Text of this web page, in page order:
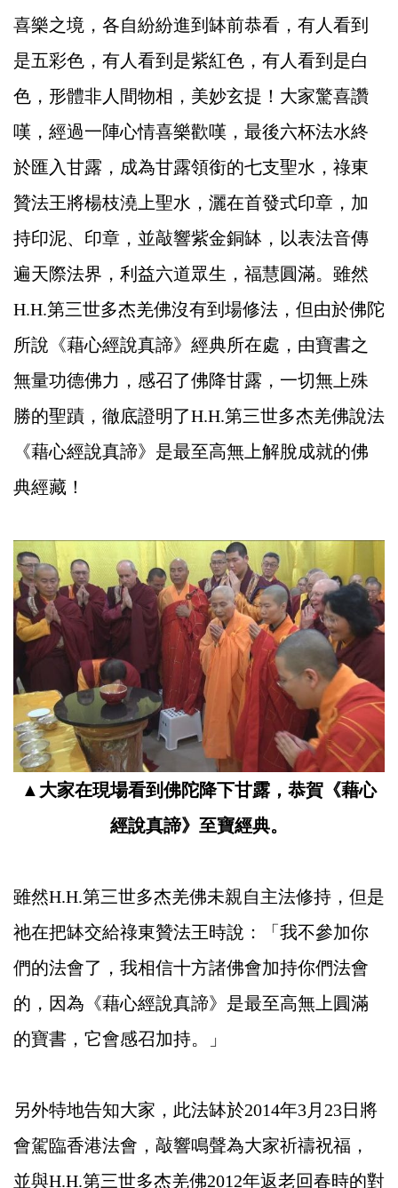
喜樂之境，各自紛紛進到缽前恭看，有人看到
是五彩色，有人看到是紫紅色，有人看到是白
色，形體非人間物相，美妙玄提！大家驚喜讚
嘆，經過一陣心情喜樂歡嘆，最後六杯法水終
於匯入甘露，成為甘露領銜的七支聖水，祿東
贊法王將楊枝澆上聖水，灑在首發式印章，加
持印泥、印章，並敲響紫金銅缽，以表法音傳
遍天際法界，利益六道眾生，福慧圓滿。雖然
H.H.第三世多杰羌佛沒有到場修法，但由於佛陀
所說《藉心經說真諦》經典所在處，由寶書之
無量功德佛力，感召了佛降甘露，一切無上殊
勝的聖蹟，徹底證明了H.H.第三世多杰羌佛說法
《藉心經說真諦》是最至高無上解脫成就的佛
典經藏！
▲ 大家在現場看到佛陀降下甘露，恭賀《藉心
經說真諦》至寶經典。
雖然H.H.第三世多杰羌佛未親自主法修持，但是
祂在把缽交給祿東贊法王時說：「我不參加你
們的法會了，我相信十方諸佛會加持你們法會
的，因為《藉心經說真諦》是最至高無上圓滿
的寶書，它會感召加持。」
另外特地告知大家，此法缽於2014年3月23日將
會駕臨香港法會，敲響鳴聲為大家祈禱祝福，
並與H.H.第三世多杰羌佛2012年返老回春時的對